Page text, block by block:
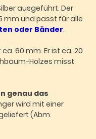
ausgeführt. Der
mm und passt für alle
oder Bänder.
60 mm. Er ist ca. 20
Holzes misst
genau das
wird mit einer
(Abm.